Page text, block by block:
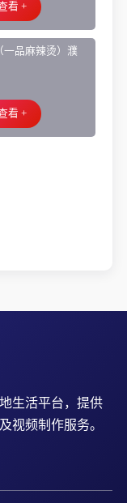
看 +
一品麻辣烫）濮
让
看 +
生活平台，提供
视频制作服务。